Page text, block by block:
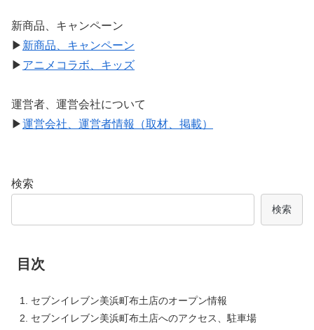
新商品、キャンペーン
▶ 新商品、キャンペーン
▶ アニメコラボ、キッズ
運営者、運営会社について
▶運営会社、運営者情報（取材、掲載）
検索
検索
目次
セブンイレブン美浜町布土店のオープン情報
セブンイレブン美浜町布土店へのアクセス、駐車場